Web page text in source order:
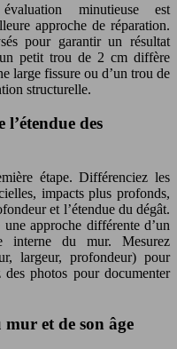
minutieuse est
approche de réparation.
pour garantir un résultat
petit trou de 2 cm diffère
large fissure ou d’un trou de
structurelle.
des
étape. Différenciez les
impacts plus profonds,
et l’étendue du dégât.
approche différente d’un
interne du mur. Mesurez
largeur, profondeur) pour
photos pour documenter
et de son âge